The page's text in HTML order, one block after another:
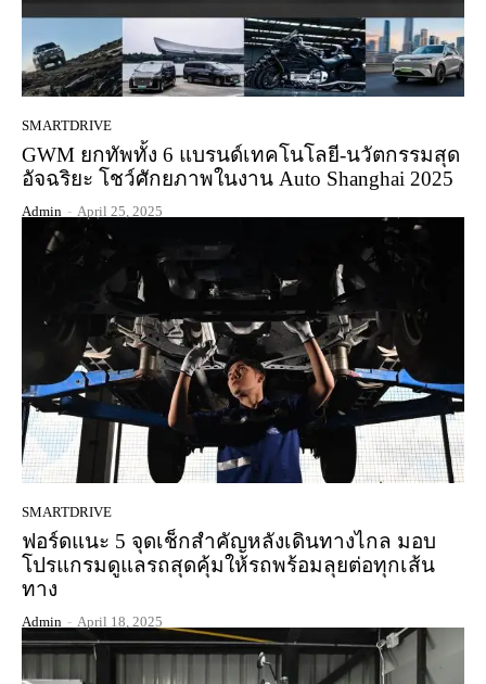
SMARTDRIVE
GWM ยกทัพทั้ง 6 แบรนด์เทคโนโลยี-นวัตกรรมสุด
อัจฉริยะ โชว์ศักยภาพในงาน Auto Shanghai 2025
Admin - April 25, 2025
SMARTDRIVE
ฟอร์ดแนะ 5 จุดเช็กสำคัญหลังเดินทางไกล มอบ
โปรแกรมดูแลรถสุดคุ้มให้รถพร้อมลุยต่อทุกเส้น
ทาง
Admin - April 18, 2025